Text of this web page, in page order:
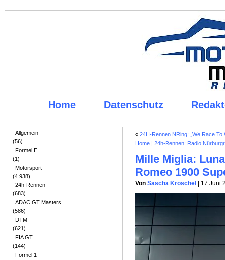
Home Datenschutz
Allgemein
(56)
Formel E
(1)
Motorsport
(4.938)
24h-Rennen
(683)
ADAC GT Masters
(586)
DTM
(621)
FIA GT
(144)
Formel 1
« 24H-Rennen NRing: „We Race
Home | 24h-Rennen: Radio
Mille Miglia:
Romeo 1900
Von Sascha Kröschel | 17.Juni